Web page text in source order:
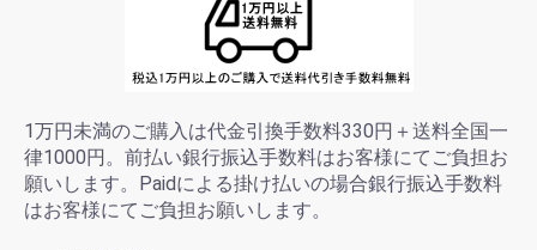
1万円未満のご購入は代金引換手数料330円＋送料全国一
律1000円。前払い銀行振込手数料はお客様にてご負担お
願いします。Paidによる掛け払いの場合銀行振込手数料
はお客様にてご負担お願いします。